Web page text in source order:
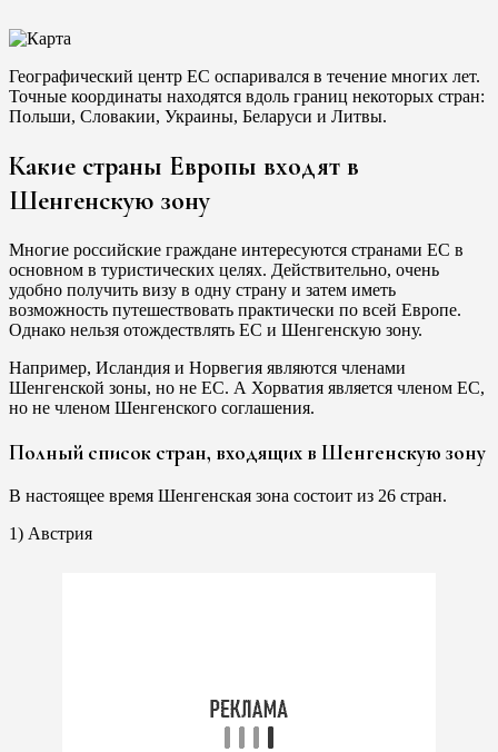
Географический центр ЕС оспаривался в течение многих лет.
Точные координаты находятся вдоль границ некоторых стран:
Польши, Словакии, Украины, Беларуси и Литвы.
Какие страны Европы входят в
Шенгенскую зону
Многие российские граждане интересуются странами ЕС в
основном в туристических целях. Действительно, очень
удобно получить визу в одну страну и затем иметь
возможность путешествовать практически по всей Европе.
Однако нельзя отождествлять ЕС и Шенгенскую зону.
Например, Исландия и Норвегия являются членами
Шенгенской зоны, но не ЕС. А Хорватия является членом ЕС,
но не членом Шенгенского соглашения.
Полный список стран, входящих в Шенгенскую зону
В настоящее время Шенгенская зона состоит из 26 стран.
1) Австрия